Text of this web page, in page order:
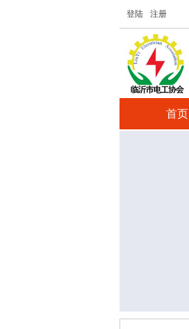
登陆 注册
首页